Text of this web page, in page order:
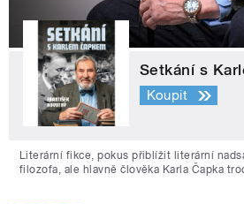
Setkání s
Koupit
Literární fikce, pokus přiblížit literární
filozofa, ale hlavně člověka Karla Čapka